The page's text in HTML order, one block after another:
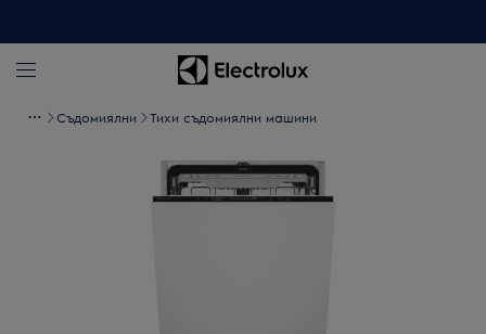
Съдомиялни Тихи съдомиялни машини